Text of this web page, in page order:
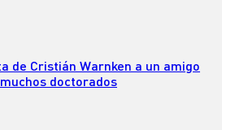
de Cristián Warnken a un amigo
doctorados